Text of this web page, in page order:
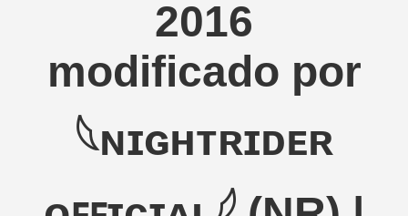
2016
modificado por
𓆩ɴɪɢʜᴛʀɪᴅᴇʀ